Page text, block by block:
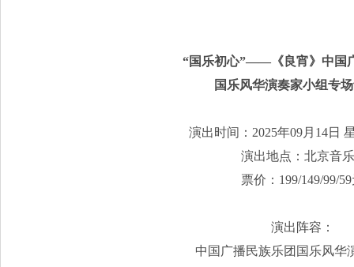
“国乐初心”——《良宵》中国
国乐风华演奏家小组专
演出时间：2025年09月14日
演出地点：北京音
票价：199/149/99/
演出阵容：
中国广播民族乐团国乐风华